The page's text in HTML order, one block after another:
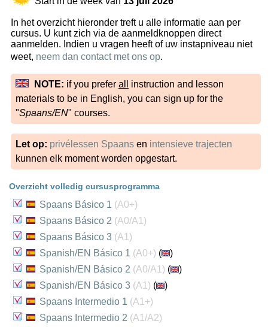
In het overzicht hieronder treft u alle informatie aan per
cursus. U kunt zich via de aanmeldknoppen direct
aanmelden. Indien u vragen heeft of uw instapniveau niet
weet, neem dan contact met ons op.
NOTE: if you prefer all
instruction and lesson
materials to be in English, you can sign up for the
"Spaans/EN" courses.
Let op: privélessen Spaans en intensieve trajecten
kunnen elk moment worden opgestart.
Overzicht volledig cursusprogramma
Spaans Básico 1 (A0+)
Spaans Básico 2 (A0/A1)
Spaans Básico 3 (A1)
Spanish/EN Básico 1 (A0+) (
)
Spanish/EN Básico 2 (A0/A1) (
)
Spanish/EN Básico 3 (A1) (
)
Spaans Intermedio 1 (A1+)
Spaans Intermedio 2 (A1/A2)